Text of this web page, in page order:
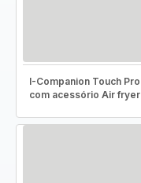
I-Companion Touch Pro
com acessório Air fryer